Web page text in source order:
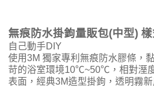
無痕防水掛鉤量販包(中型)
自己動手DIY
使用3M 獨家專利無痕防水膠條，
苛的浴室環境10℃~50℃，相對溼
表面，經典3M造型掛鉤，透明霧